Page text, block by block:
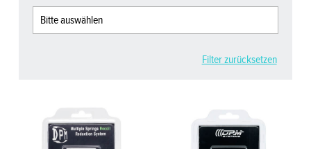
Filter zurücksetzen